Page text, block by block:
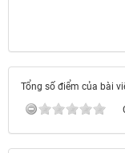
Tổng số điểm của bài